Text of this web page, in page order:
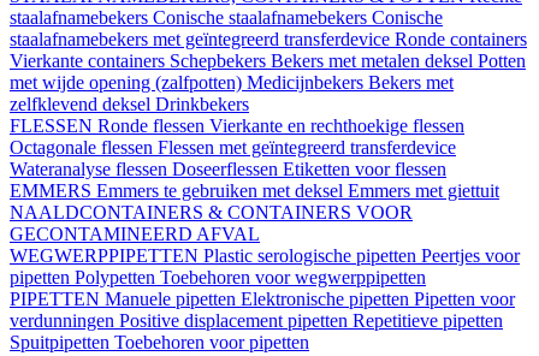
staalafnamebekers Conische staalafnamebekers Conische
staalafnamebekers met geïntegreerd transferdevice Ronde containers
Vierkante containers Schepbekers Bekers met metalen deksel Potten
met wijde opening (zalfpotten) Medicijnbekers Bekers met
zelfklevend deksel Drinkbekers
FLESSEN Ronde flessen Vierkante en rechthoekige flessen
Octagonale flessen Flessen met geïntegreerd transferdevice
Wateranalyse flessen Doseerflessen Etiketten voor flessen
EMMERS Emmers te gebruiken met deksel Emmers met giettuit
NAALDCONTAINERS & CONTAINERS VOOR
GECONTAMINEERD AFVAL
WEGWERPPIPETTEN Plastic serologische pipetten Peertjes voor
pipetten Polypetten Toebehoren voor wegwerppipetten
PIPETTEN Manuele pipetten Elektronische pipetten Pipetten voor
verdunningen Positive displacement pipetten Repetitieve pipetten
Spuitpipetten Toebehoren voor pipetten